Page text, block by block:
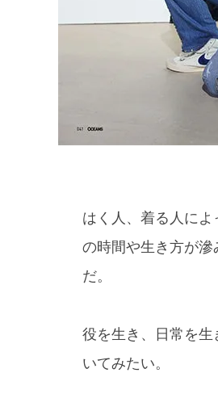
はく人、着る人に
の時間や生き方が
だ。
役を生き、日常を
いてみたい。